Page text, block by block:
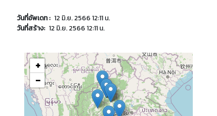
วันที่อัพเดท : 12 มิ.ย. 2566 12:11 น.
วันที่สร้าง: 12 มิ.ย. 2566 12:11 น.
+
−